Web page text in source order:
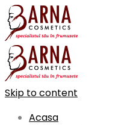
Skip to content
Acasa